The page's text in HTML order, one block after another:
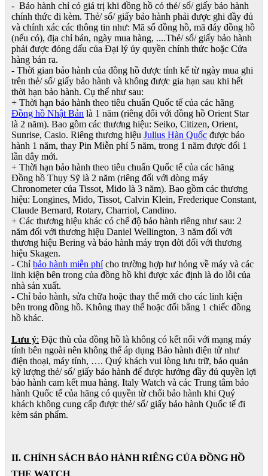
- Bảo hành chỉ có giá trị khi đồng hồ có thẻ/ sổ/ giấy bảo hành
chính thức đi kèm. Thẻ/ sổ/ giấy bảo hành phải được ghi đầy đủ
và chính xác các thông tin như: Mã số đồng hồ, mã đáy đồng hồ
(nếu có), địa chỉ bán, ngày mua hàng, ....Thẻ/ sổ/ giấy bảo hành
phải được đóng dấu của Đại lý ủy quyền chính thức hoặc Cửa
hàng bán ra.
- Thời gian bảo hành của đồng hồ được tính kể từ ngày mua ghi
trên thẻ/ sổ/ giấy bảo hành và không được gia hạn sau khi hết
thời hạn bảo hành. Cụ thể như sau:
+ Thời hạn bảo hành theo tiêu chuẩn Quốc tế của các hãng
Đồng hồ Nhật Bản là 1 năm (riêng đối với đồng hồ Orient Star
là 2 năm). Bao gồm các thương hiệu: Seiko, Citizen, Orient,
Sunrise, Casio. Riêng thương hiệu Julius Hàn Quốc được bảo
hành 1 năm, thay Pin Miễn phí 5 năm, trong 1 năm được đổi 1
lần dây mới.
+ Thời hạn bảo hành theo tiêu chuẩn Quốc tế của các hãng
Đồng hồ Thụy Sỹ là 2 năm (riêng đối với dòng máy
Chronometer của Tissot, Mido là 3 năm). Bao gồm các thương
hiệu: Longines, Mido, Tissot, Calvin Klein, Frederique Constant,
Claude Bernard, Rotary, Charriol, Candino.
+ Các thương hiệu khác có chế độ bảo hành riêng như sau: 2
năm đối với thương hiệu Daniel Wellington, 3 năm đối với
thương hiệu Bering và bảo hành máy trọn đời đối với thương
hiệu Skagen.
- Chỉ bảo hành miễn phícho trường hợp hư hỏng về máy và các
linh kiện bên trong của đồng hồ khi được xác định là do lỗi của
nhà sản xuất.
- Chỉ bảo hành, sửa chữa hoặc thay thế mới cho các linh kiện
bên trong đồng hồ. Không thay thế hoặc đổi bằng 1 chiếc đồng
hồ khác.
Lưu ý: Đặc thù của đồng hồ là không có kết nối với mạng máy
tính bên ngoài nên không thể áp dụng Bảo hành điện tử như
điện thoại, máy tính, …. Quý khách vui lòng lưu trữ, bảo quản
kỹ lượng thẻ/ sổ/ giấy bảo hành để được hưởng đầy đủ quyền lợi
bảo hành cam kết mua hàng. Italy Watch và các Trung tâm bảo
hành Quốc tế của hãng có quyền từ chối bảo hành khi Quý
khách không cung cấp được thẻ/ sổ/ giấy bảo hành Quốc tế đi
kèm sản phẩm.
II. CHÍNH SÁCH BẢO HÀNH RIÊNG CỦA ĐỒNG HỒ
THE WATCH